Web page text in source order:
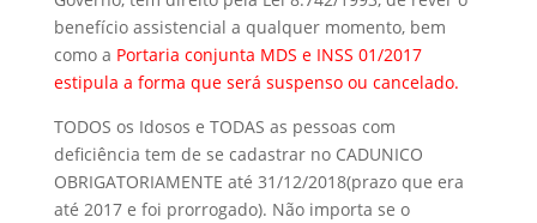
benefício assistencial a qualquer momento, bem
como a Portaria conjunta MDS e INSS 01/2017
estipula a forma que será suspenso ou cancelado.
TODOS os Idosos e TODAS as pessoas com
deficiência tem de se cadastrar no CADUNICO
OBRIGATORIAMENTE até 31/12/2018(prazo que era
até 2017 e foi prorrogado). Não importa se o